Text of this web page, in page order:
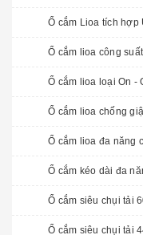
Ổ cắm Lioa tích hợp
Ổ cắm lioa công
Ổ cắm lioa loại On -
Ổ cắm lioa chống
Ổ cắm lioa đa năng
Ổ cắm kéo dài đa
Ổ cắm siêu chụi tải
Ổ cắm siêu chụi tải